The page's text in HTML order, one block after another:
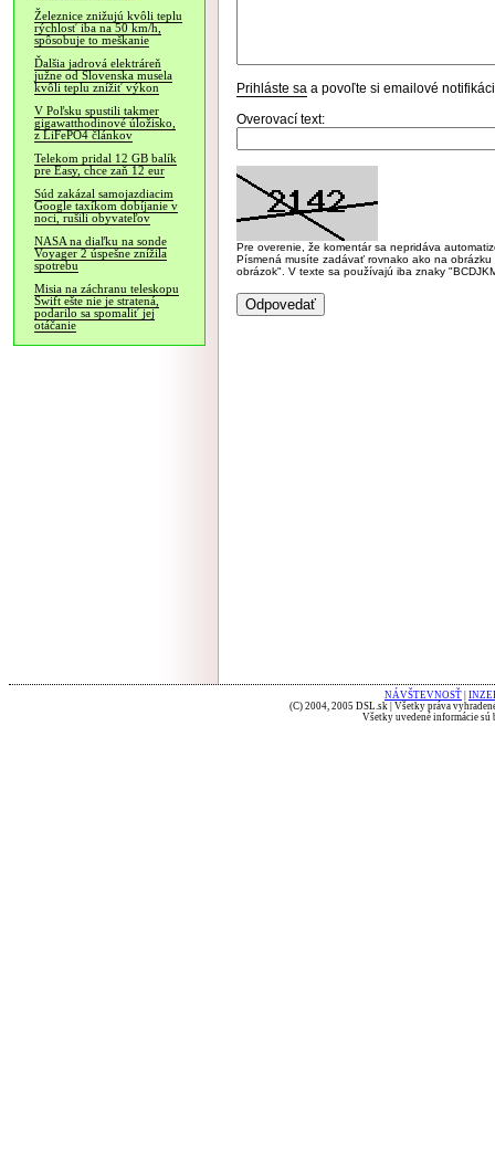
Železnice znižujú kvôli teplu
rýchlosť iba na 50 km/h,
spôsobuje to meškanie
Ďalšia jadrová elektráreň
južne od Slovenska musela
kvôli teplu znížiť výkon
V Poľsku spustili takmer
gigawatthodinové úložisko,
z LiFePO4 článkov
Telekom pridal 12 GB balík
pre Easy, chce zaň 12 eur
Súd zakázal samojazdiacim
Google taxíkom dobíjanie v
noci, rušili obyvateľov
NASA na diaľku na sonde
Voyager 2 úspešne znížila
spotrebu
Misia na záchranu teleskopu
Swift ešte nie je stratená,
podarilo sa spomaliť jej
otáčanie
Prihláste sa a povoľte si emailové
Overovací text:
Pre overenie, že komentár sa nepridáva
Písmená musíte zadávať rovnako ako na
obrázok". V texte sa používajú iba znaky
NÁVŠTEVNOSŤ
(C) 2004, 2005 DSL.sk | Všetky práva
Všetky uvedené informácie sú